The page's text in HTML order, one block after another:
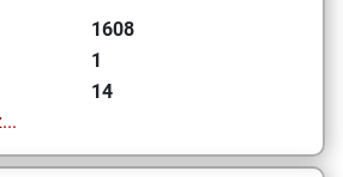
1608
1
14